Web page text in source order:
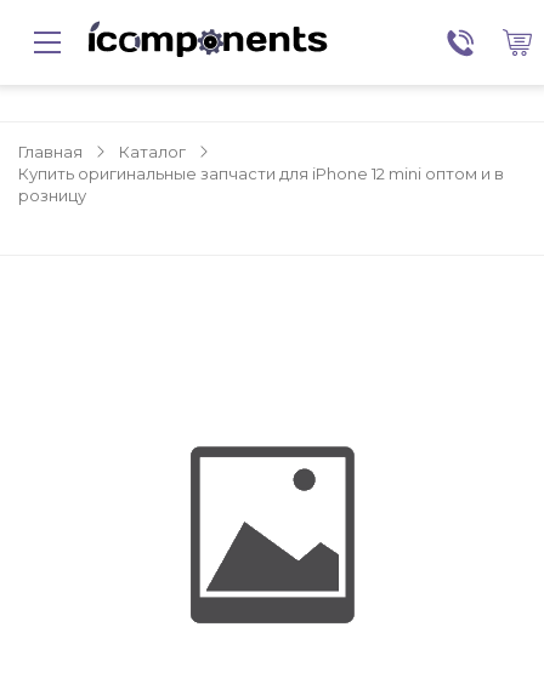
Главная
Каталог
Купить оригинальные запчасти для iPhone 12 mini оптом и в
розницу